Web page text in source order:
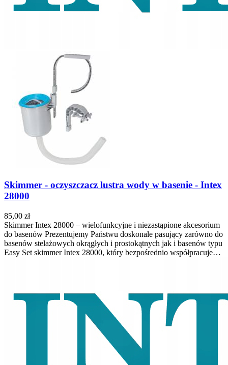
Skimmer - oczyszczacz lustra wody w basenie - Intex
28000
85,00 zł
Skimmer Intex 28000 – wielofunkcyjne i niezastąpione akcesorium
do basenów Prezentujemy Państwu doskonale pasujący zarówno do
basenów stelażowych okrągłych i prostokątnych jak i basenów typu
Easy Set skimmer Intex 28000, który bezpośrednio współpracuje…